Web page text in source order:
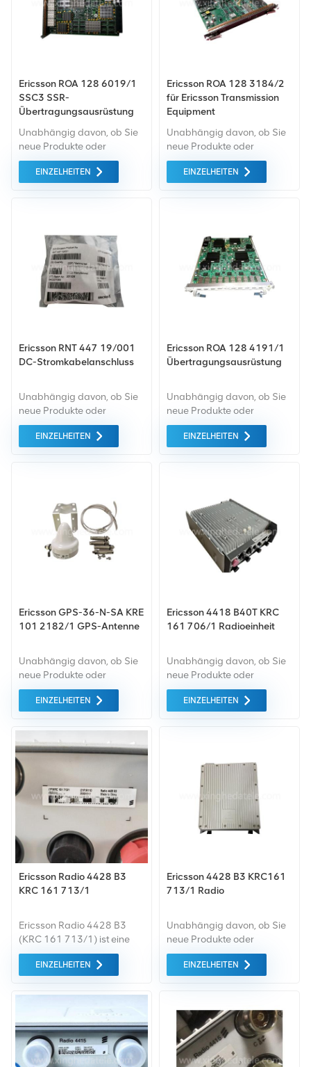
Ericsson ROA 128 6019/1
SSC3 SSR-
Übertragungsausrüstung
Unabhängig davon, ob Sie
neue Produkte oder
renovierte Produkte
benötigen, ist eine
Standard. Wir kaufen nur
Markt ein. All dies wird zum
bestmöglichen Preis
angeboten.
EINZELHEITEN
Ericsson ROA 128 3184/2
für Ericsson Transmission
Equipment
Unabhängig davon, ob Sie
neue Produkte oder
renovierte Produkte
benötigen, ist eine
Standard. Wir kaufen nur
Markt ein. All dies wird zum
bestmöglichen Preis
angeboten.
EINZELHEITEN
Ericsson RNT 447 19/001
DC-Stromkabelanschluss
Unabhängig davon, ob Sie
neue Produkte oder
renovierte Produkte
benötigen, ist eine
Standard. Wir kaufen nur
Markt. All dies wird zum
bestmöglichen Preis
angeboten.
EINZELHEITEN
Ericsson ROA 128 4191/1
Übertragungsausrüstung
Unabhängig davon, ob Sie
neue Produkte oder
renovierte Produkte
benötigen, ist eine
Standard. Wir kaufen nur
und Umweltschutz ein. All
dies wird zum
bestmöglichen Preis
angeboten.
EINZELHEITEN
Ericsson GPS-36-N-SA KRE
101 2182/1 GPS-Antenne
Unabhängig davon, ob Sie
neue Produkte oder
renovierte Produkte
benötigen, ist eine
Standard. Wir kaufen nur
Geräte von höchster
Qualität auf dem grünen
Markt ein. All dies wird zum
bestmöglichen Preis
angeboten.
EINZELHEITEN
Ericsson 4418 B40T KRC
161 706/1 Radioeinheit
Unabhängig davon, ob Sie
neue Produkte oder
renovierte Produkte
benötigen, ist eine
Standard. Wir kaufen nur
und Umweltschutz sind. All
dies wird zum
bestmöglichen Preis
angeboten.
EINZELHEITEN
Ericsson Radio 4428 B3
KRC 161 713/1
Ericsson Radio 4428 B3
(KRC 161 713/1) ist eine
Remote Radio Unit (RRU) für
den Außenbereich für FDD
(WCDMA) und 4G (LTE)
Netze mit 4T4R und 4×40W
HF-Kapazität, CPRI-
Schnittstelle und DC -48V
Stromversorgung. Sie eignet
sich für den Einsatz im
EINZELHEITEN
Ericsson 4428 B3 KRC161
713/1 Radio
Unabhängig davon, ob Sie
neue Produkte oder
renovierte Produkte
benötigen, ist eine
Standard. Wir kaufen nur
Geräte vom grünen Markt,
die von höchster Qualität
und Umweltschutz sind. All
dies wird zum
bestmöglichen Preis
EINZELHEITEN